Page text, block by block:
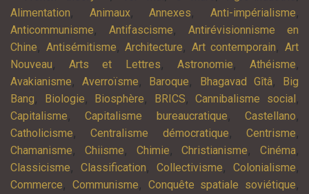
Alimentation, Animaux,Annexes,Anti-impérialisme,
Anticommunisme, Antifascisme, Antirévisionnisme en
Chine, Antisémitisme,Architecture, Art contemporain,Art
Nouveau,Arts et Lettres, Astronomie,Athéisme,
Avakianisme,Averroïsme, Baroque, Bhagavad Gîtâ,
Big
Bang, Biologie, Biosphère, BRICS,Cannibalisme social ,
Capitalisme,Capitalisme bureaucratique,Castellano,
Catholicisme,Centralisme démocratique,Centrisme,
Chamanisme, Chiisme, Chimie,Christianisme, Cinéma,
Classicisme, Classification, Collectivisme, Colonialisme,
Commerce, Communisme, Conquête spatiale soviétique,